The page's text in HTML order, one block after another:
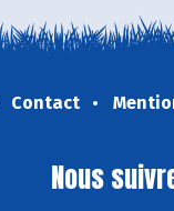
Contact
Nous